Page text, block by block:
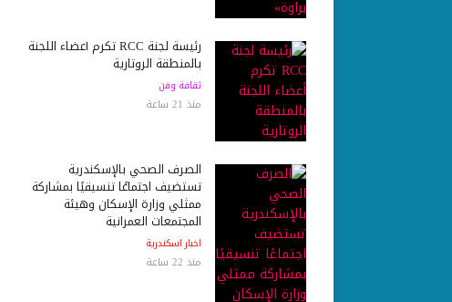
رئيسة لجنة RCC تكرم أعضاء اللجنة
بالمنطقة الروتارية
ثقافة وفن
منذ 21 ساعة
الصرف الصحي بالإسكندرية
تستضيف اجتماعًا تنسيقيًا بمشاركة
ممثلي وزارة الإسكان وهيئة
المجتمعات العمرانية
اخبار اسكندرية
منذ 22 ساعة